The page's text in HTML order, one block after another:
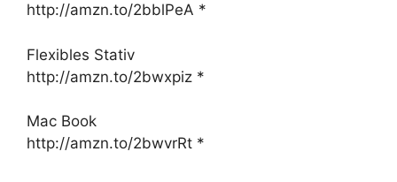
http://amzn.to/2bblPeA *
Flexibles Stativ
http://amzn.to/2bwxpiz *
Mac Book
http://amzn.to/2bwvrRt *